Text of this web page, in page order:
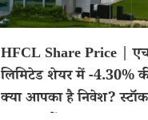
HFCL Share Price |
लिमिटेड शेयर में -4.30%
क्या आपका है निवेश?